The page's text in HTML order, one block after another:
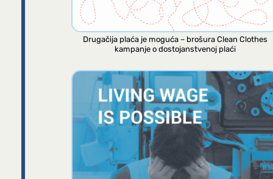
Drugačija plaća je moguća – brošura Clean Clothes
kampanje o dostojanstvenoj plaći